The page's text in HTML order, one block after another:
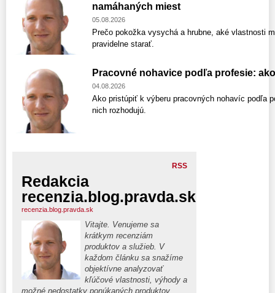
namáhaných miest
05.08.2026
Prečo pokožka vysychá a hrubne, aké vlastnosti
pravidelne starať.
Pracovné nohavice podľa profesie:
04.08.2026
Ako pristúpiť k výberu pracovných nohavíc podľa
nich rozhodujú.
RSS
Redakcia
recenzia.blog.pravda.sk
recenzia.blog.pravda.sk
Vitajte. Venujeme sa
krátkym recenziám
produktov a služieb. V
každom článku sa snažíme
objektívne analyzovať
kľúčové vlastnosti, výhody a
možné nedostatky ponúkaných produktov